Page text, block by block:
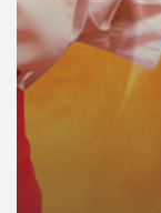
เกี่ยว
กับ
เรา
เครือ
ข่าย
วิทยุ